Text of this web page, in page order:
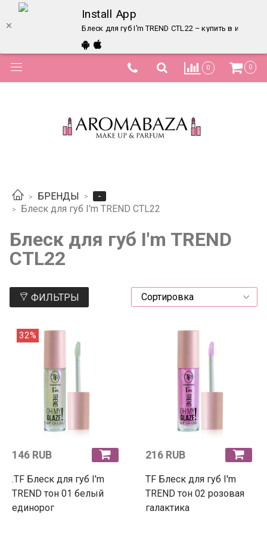
Install App
Блеск для губ I'm TREND CTL22 – купить в
0 0
БРЕНДЫ
-
Блеск для губ I'm TREND CTL22
Блеск для губ I'm TREND
CTL22
ФИЛЬТРЫ
32%
146 RUB
.TF Блеск для губ I'm
TREND тон 01 белый
единорог
216 RUB
TF Блеск для губ I'm
TREND тон 02 розовая
галактика